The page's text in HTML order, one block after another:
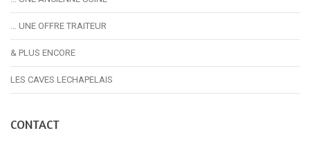
… UNE OFFRE TRAITEUR
& PLUS ENCORE
LES CAVES LECHAPELAIS
CONTACT